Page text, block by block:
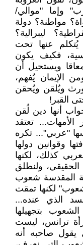
وإما "موالي/
مواطنة؟ دولة
ليبرالية؟
عنها تحت
فكيف يكون
ويستحيل أن
الإيمان يُفهم،
ويُلقن ويُحقن
القبر!
أنها دين لُقن
تعتقد
"عربي"... تكره
وقوانين دولها
كذلك، لكنها
الحقيقي، ولنطلق
المقدسة شعوب
لكنها تمقت
الذي عنده...
بتجهيلها
ترانس، ليست
صاحبه أنه